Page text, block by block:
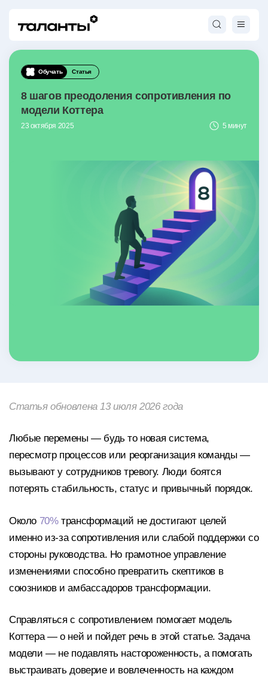
Обучать Статья
8 шагов преодоления сопротивления по
модели Коттера
23 октября 2025 5 минут
Статья обновлена 13 июля 2026 года
Любые перемены — будь то новая система,
пересмотр процессов или реорганизация команды —
вызывают у сотрудников тревогу. Люди боятся
потерять стабильность, статус и привычный порядок.
Около 70%трансформаций не достигают целей
именно из-за сопротивления или слабой поддержки со
стороны руководства. Но грамотное управление
изменениями способно превратить скептиков в
союзников и амбассадоров трансформации.
Справляться с сопротивлением помогает модель
Коттера — о ней и пойдет речь в этой статье. Задача
модели — не подавлять настороженность, а помогать
выстраивать доверие и вовлеченность на каждом